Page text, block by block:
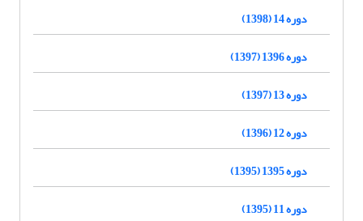
دوره 14 (1398)
دوره 1396 (1397)
دوره 13 (1397)
دوره 12 (1396)
دوره 1395 (1395)
دوره 11 (1395)